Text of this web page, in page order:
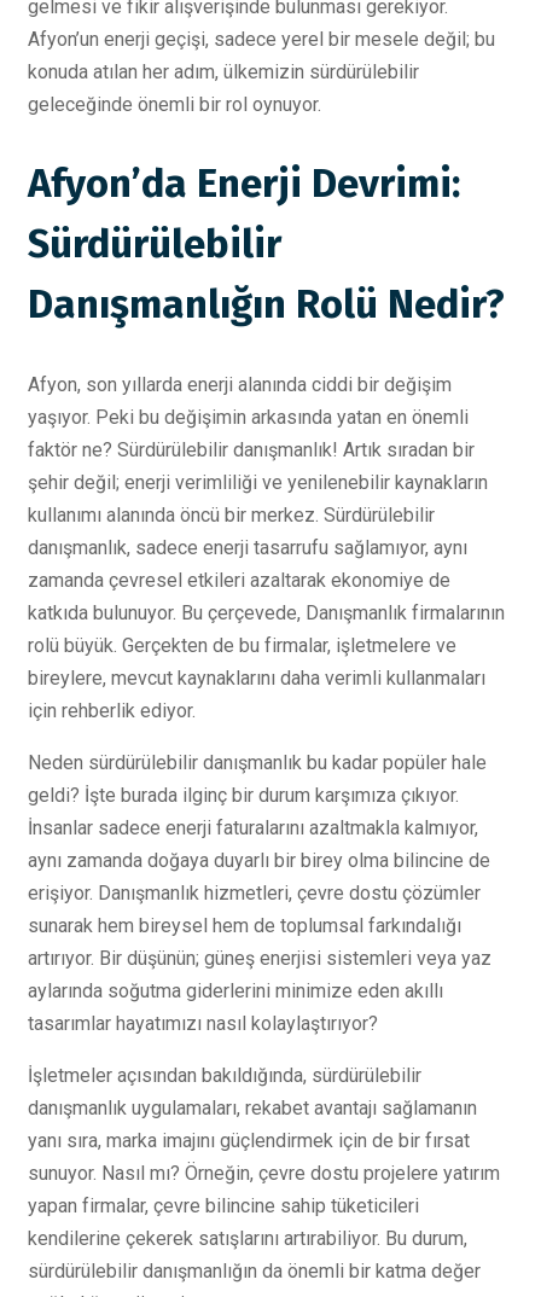
gelmesi ve fikir alışverişinde bulunması gerekiyor.
Afyon’un enerji geçişi, sadece yerel bir mesele değil; bu
konuda atılan her adım, ülkemizin sürdürülebilir
geleceğinde önemli bir rol oynuyor.
Afyon’da Enerji Devrimi:
Sürdürülebilir
Danışmanlığın Rolü Nedir?
Afyon, son yıllarda enerji alanında ciddi bir değişim
yaşıyor. Peki bu değişimin arkasında yatan en önemli
faktör ne? Sürdürülebilir danışmanlık! Artık sıradan bir
şehir değil; enerji verimliliği ve yenilenebilir kaynakların
kullanımı alanında öncü bir merkez. Sürdürülebilir
danışmanlık, sadece enerji tasarrufu sağlamıyor, aynı
zamanda çevresel etkileri azaltarak ekonomiye de
katkıda bulunuyor. Bu çerçevede, Danışmanlık firmalarının
rolü büyük. Gerçekten de bu firmalar, işletmelere ve
bireylere, mevcut kaynaklarını daha verimli kullanmaları
için rehberlik ediyor.
Neden sürdürülebilir danışmanlık bu kadar popüler hale
geldi? İşte burada ilginç bir durum karşımıza çıkıyor.
İnsanlar sadece enerji faturalarını azaltmakla kalmıyor,
aynı zamanda doğaya duyarlı bir birey olma bilincine de
erişiyor. Danışmanlık hizmetleri, çevre dostu çözümler
sunarak hem bireysel hem de toplumsal farkındalığı
artırıyor. Bir düşünün; güneş enerjisi sistemleri veya yaz
aylarında soğutma giderlerini minimize eden akıllı
tasarımlar hayatımızı nasıl kolaylaştırıyor?
İşletmeler açısından bakıldığında, sürdürülebilir
danışmanlık uygulamaları, rekabet avantajı sağlamanın
yanı sıra, marka imajını güçlendirmek için de bir fırsat
sunuyor. Nasıl mı? Örneğin, çevre dostu projelere yatırım
yapan firmalar, çevre bilincine sahip tüketicileri
kendilerine çekerek satışlarını artırabiliyor. Bu durum,
sürdürülebilir danışmanlığın da önemli bir katma değer